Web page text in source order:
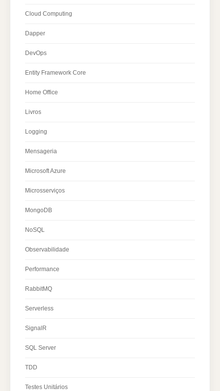
Cloud Computing
Dapper
DevOps
Entity Framework Core
Home Office
Livros
Logging
Mensageria
Microsoft Azure
Microsserviços
MongoDB
NoSQL
Observabilidade
Performance
RabbitMQ
Serverless
SignalR
SQL Server
TDD
Testes Unitários